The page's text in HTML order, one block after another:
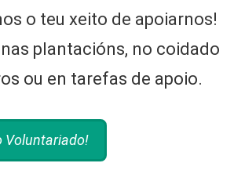
o teu xeito de apoiarnos!
plantacións, no coidado
ou en tarefas de apoio.
Voluntariado!